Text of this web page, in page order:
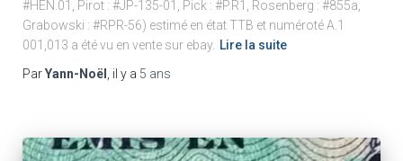
#HEN.01, Pirot : #JP-135-01, Pick : #P.R1, Rosenberg : #855a,
Grabowski : #RPR-56) estimé en état TTB et numéroté A.1
001,013 a été vu en vente sur ebay. Lire la suite
ParYann-Noël , il y a 5 ans